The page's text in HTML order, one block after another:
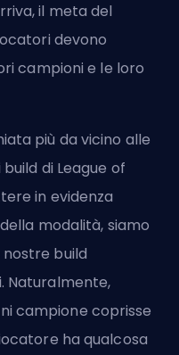
il meta del
devono
campioni e le loro
più da vicino alle
di League of
in evidenza
modalità, siamo
build
Naturalmente,
campione coprisse
ha qualcosa